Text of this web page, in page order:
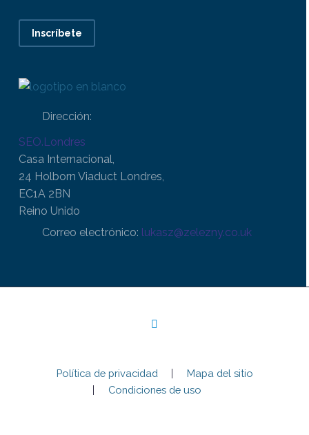
Inscríbete
Dirección:
SEO.Londres
Casa Internacional,
24 Holborn Viaduct Londres,
EC1A 2BN
Reino Unido
Correo electrónico: lukasz@zelezny.co.uk
Política de privacidad
Mapa del sitio
Condiciones de uso